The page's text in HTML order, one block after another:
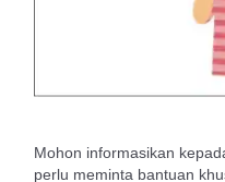
Mohon informasikan
perlu meminta bantuan